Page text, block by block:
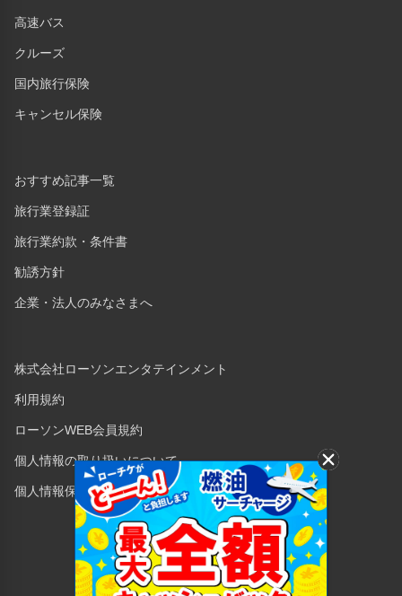
高速バス
クルーズ
国内旅行保険
キャンセル保険
おすすめ記事一覧
旅行業登録証
旅行業約款・条件書
勧誘方針
企業・法人のみなさまへ
株式会社ローソンエンタテインメント
利用規約
ローソンWEB会員規約
個人情報の取り扱いについて
個人情報保護方針
Copyright © 1998 Lawson Entertainment, Inc.